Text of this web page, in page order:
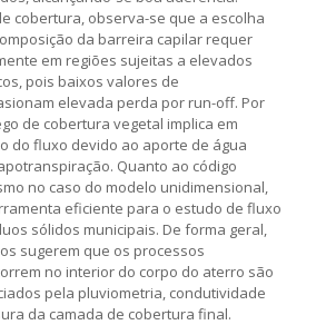
cobertura, observa-se que a escolha
da barreira capilar requer
em regiões sujeitas a elevados
pois baixos valores de
elevada perda por run-off. Por
de cobertura vegetal implica em
do fluxo devido ao aporte de água
Quanto ao código
no caso do modelo unidimensional,
eficiente para o estudo de fluxo
sólidos municipais. De forma geral,
sugerem que os processos
no interior do corpo do aterro são
pela pluviometria, condutividade
da camada de cobertura final.